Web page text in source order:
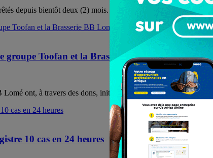
depuis bientôt deux (2) mois. Ce qui constitue un casse-tête
Toofan et la Brasserie BB Lomé au cœur
ont, à travers des dons, initié une chaîne de solidarité dans
10 cas en 24 heures